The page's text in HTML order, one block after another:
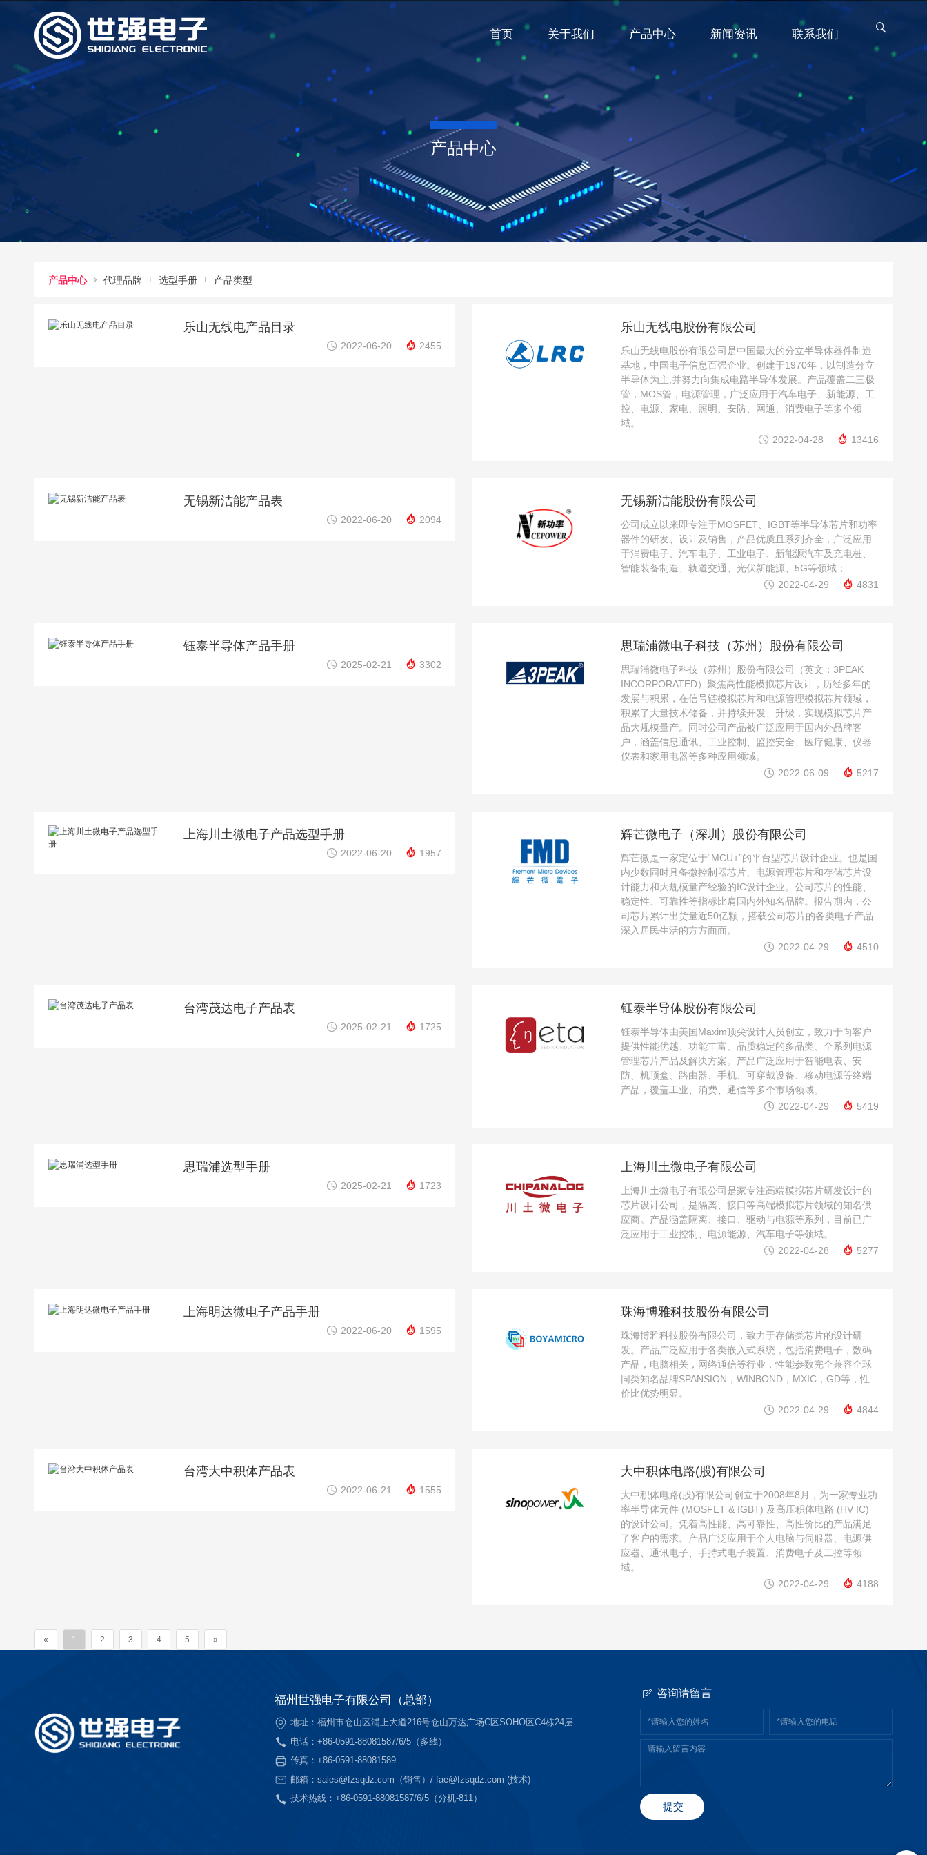
首页 关于我们 产品中心 新闻资讯 联系我们
产品中心
产品中心  代理品牌  选型手册  产品类型
乐山无线电产品目录
 2022-06-20  2455
乐山无线电股份有限公司
乐山无线电股份有限公司是中国最大的分立半导体器件制造
基地，中国电子信息百强企业。创建于1970年，以制造分立
半导体为主,并努力向集成电路半导体发展。产品覆盖二三极
管，MOS管，电源管理，广泛应用于汽车电子、新能源、工
控、电源、家电、照明、安防、网通、消费电子等多个领
域。
 2022-04-28  13416
无锡新洁能产品表
 2022-06-20  2094
无锡新洁能股份有限公司
公司成立以来即专注于MOSFET、IGBT等半导体芯片和功率
器件的研发、设计及销售，产品优质且系列齐全，广泛应用
于消费电子、汽车电子、工业电子、新能源汽车及充电桩、
智能装备制造、轨道交通、光伏新能源、5G等领域；
 2022-04-29  4831
钰泰半导体产品手册
 2025-02-21  3302
思瑞浦微电子科技（苏州）股份有限公司
思瑞浦微电子科技（苏州）股份有限公司（英文：3PEAK
INCORPORATED）聚焦高性能模拟芯片设计，历经多年的
发展与积累，在信号链模拟芯片和电源管理模拟芯片领域，
积累了大量技术储备，并持续开发、升级，实现模拟芯片产
品大规模量产。同时公司产品被广泛应用于国内外品牌客
户，涵盖信息通讯、工业控制、监控安全、医疗健康、仪器
仪表和家用电器等多种应用领域。
 2022-06-09  5217
上海川土微电子产品选型手册
 2022-06-20  1957
辉芒微电子（深圳）股份有限公司
辉芒微是一家定位于“MCU+”的平台型芯片设计企业。也是国
内少数同时具备微控制器芯片、电源管理芯片和存储芯片设
计能力和大规模量产经验的IC设计企业。公司芯片的性能、
稳定性、可靠性等指标比肩国内外知名品牌。报告期内，公
司芯片累计出货量近50亿颗，搭载公司芯片的各类电子产品
深入居民生活的方方面面。
 2022-04-29  4510
台湾茂达电子产品表
 2025-02-21  1725
钰泰半导体股份有限公司
钰泰半导体由美国Maxim顶尖设计人员创立，致力于向客户
提供性能优越、功能丰富、品质稳定的多品类、全系列电源
管理芯片产品及解决方案。产品广泛应用于智能电表、安
防、机顶盒、路由器、手机、可穿戴设备、移动电源等终端
产品，覆盖工业、消费、通信等多个市场领域。
 2022-04-29  5419
思瑞浦选型手册
 2025-02-21  1723
上海川土微电子有限公司
上海川土微电子有限公司是家专注高端模拟芯片研发设计的
芯片设计公司，是隔离、接口等高端模拟芯片领域的知名供
应商。产品涵盖隔离、接口、驱动与电源等系列，目前已广
泛应用于工业控制、电源能源、汽车电子等领域。
 2022-04-28  5277
上海明达微电子产品手册
 2022-06-20  1595
珠海博雅科技股份有限公司
珠海博雅科技股份有限公司，致力于存储类芯片的设计研
发。产品广泛应用于各类嵌入式系统，包括消费电子，数码
产品，电脑相关，网络通信等行业，性能参数完全兼容全球
同类知名品牌SPANSION，WINBOND，MXIC，GD等，性
价比优势明显。
 2022-04-29  4844
台湾大中积体产品表
 2022-06-21  1555
大中积体电路(股)有限公司
大中积体电路(股)有限公司创立于2008年8月，为一家专业功
率半导体元件 (MOSFET & IGBT) 及高压积体电路 (HV IC)
的设计公司。凭着高性能、高可靠性、高性价比的产品满足
了客户的需求。产品广泛应用于个人电脑与伺服器、电源供
应器、通讯电子、手持式电子装置、消费电子及工控等领
域。
 2022-04-29  4188
« 1 2 3 4 5 »
福州世强电子有限公司（总部）
地址：福州市仓山区浦上大道216号仓山万达广场C区SOHO区C4栋24层
电话：+86-0591-88081587/6/5（多线）
传真：+86-0591-88081589
邮箱：sales@fzsqdz.com（销售）/ fae@fzsqdz.com (技术)
技术热线：+86-0591-88081587/6/5（分机-811）
 咨询请留言
提交